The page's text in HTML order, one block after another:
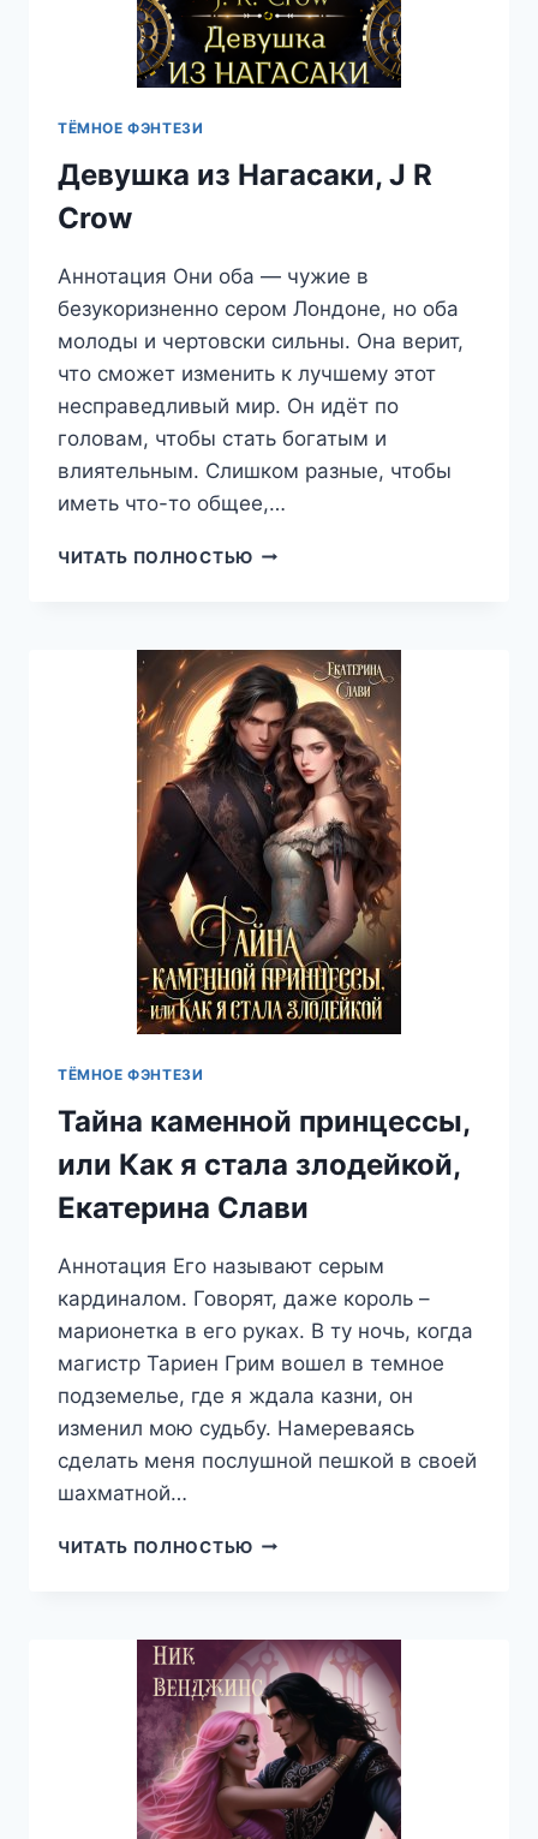
ТЁМНОЕ ФЭНТЕЗИ
Девушка из Нагасаки, J R
Crow
Аннотация Они оба — чужие в
безукоризненно сером Лондоне, но оба
молоды и чертовски сильны. Она верит,
что сможет изменить к лучшему этот
несправедливый мир. Он идёт по
головам, чтобы стать богатым и
влиятельным. Слишком разные, чтобы
иметь что-то общее,…
ЧИТАТЬ ПОЛНОСТЬЮ ДЕВУШКА
R
CROW
ТЁМНОЕ ФЭНТЕЗИ
Тайна каменной принцессы,
или Как я стала злодейкой,
Екатерина Слави
Аннотация Его называют серым
кардиналом. Говорят, даже король –
марионетка в его руках. В ту ночь, когда
магистр Тариен Грим вошел в темное
подземелье, где я ждала казни, он
изменил мою судьбу. Намереваясь
сделать меня послушной пешкой в своей
шахматной…
ЧИТАТЬ ПОЛНОСТЬЮ ТАЙНА
КАК
Я
СТАЛА
ЗЛОДЕЙКОЙ,
ЕКАТЕРИНА
СЛАВИ